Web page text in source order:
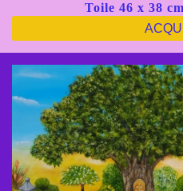
Toile 46 x 38